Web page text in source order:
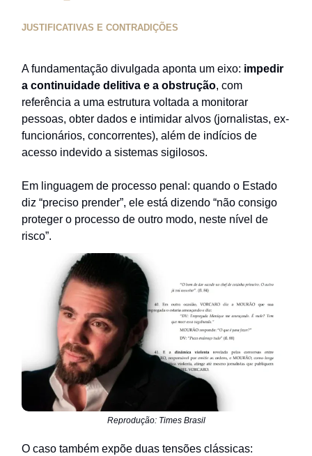
JUSTIFICATIVAS E CONTRADIÇÕES
A fundamentação divulgada aponta um eixo: impedir
a continuidade delitiva e a obstrução, com
referência a uma estrutura voltada a monitorar
pessoas, obter dados e intimidar alvos (jornalistas, ex-
funcionários, concorrentes), além de indícios de
acesso indevido a sistemas sigilosos.
Em linguagem de processo penal: quando o Estado
diz “preciso prender”, ele está dizendo “não consigo
proteger o processo de outro modo, neste nível de
risco”.
Reprodução: Times Brasil
O caso também expõe duas tensões clássicas: